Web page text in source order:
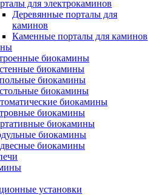
для электрокаминов
Деревянные порталы для
каминов
Каменные порталы для каминов
биокамины
биокамины
биокамины
биокамины
биокамины
биокамины
биокамины
биокамины
биокамины
установки